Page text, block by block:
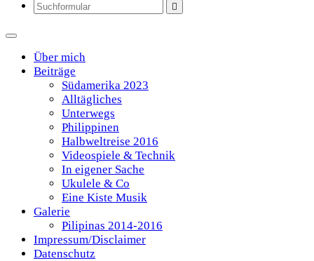
Search
Über mich
Beiträge
Südamerika 2023
Alltägliches
Unterwegs
Philippinen
Halbweltreise 2016
Videospiele & Technik
In eigener Sache
Ukulele & Co
Eine Kiste Musik
Galerie
Pilipinas 2014-2016
Impressum/Disclaimer
Datenschutz